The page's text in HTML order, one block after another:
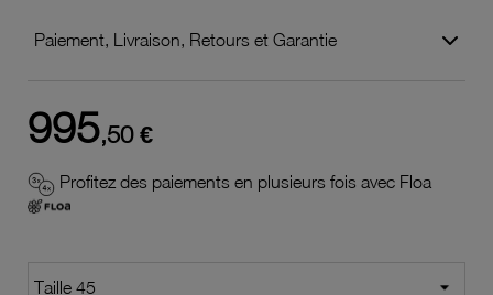
Paiement, Livraison, Retours et Garantie
995,50 €
Profitez des paiements en plusieurs fois avec Floa